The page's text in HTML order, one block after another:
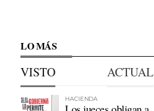
LO MÁS
VISTO ACTUAL
HACIENDA